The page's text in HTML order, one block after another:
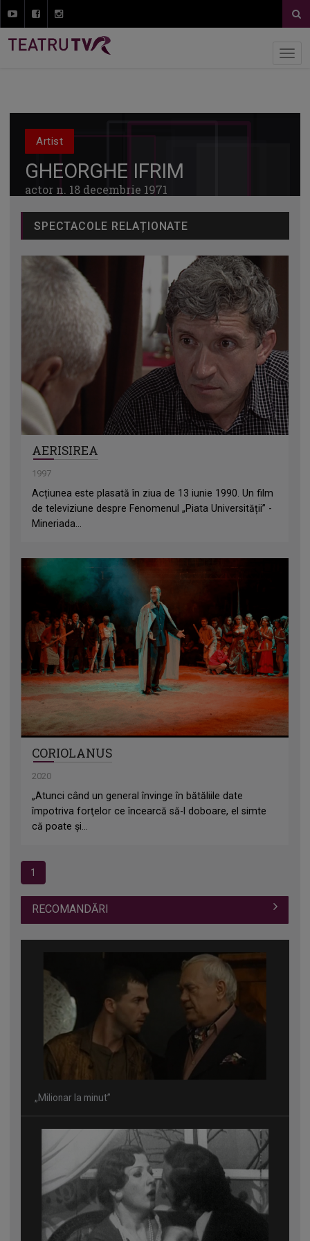
Artist
GHEORGHE IFRIM
actor n. 18 decembrie 1971
SPECTACOLE RELAȚIONATE
AERISIREA
1997
Acțiunea este plasată în ziua de 13 iunie 1990. Un film
de televiziune despre Fenomenul „Piata Universității” -
Mineriada...
CORIOLANUS
2020
„Atunci când un general învinge în bătăliile date
împotriva forţelor ce încearcă să-l doboare, el simte
că poate şi...
1
RECOMANDĂRI
„Milionar la minut”